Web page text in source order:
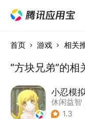
首页 游戏 相关
“方块兄弟”的
小忍模
休闲益智
| 恋爱
1.3